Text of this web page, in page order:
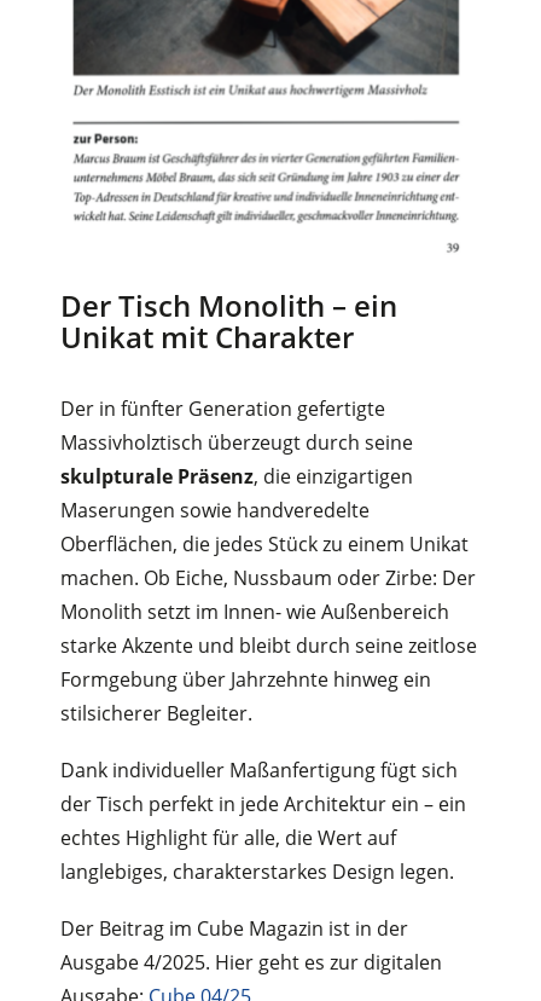
Der Tisch Monolith – ein
Unikat mit Charakter
Der in fünfter Generation gefertigte
Massivholztisch überzeugt durch seine
skulpturale Präsenz, die einzigartigen
Maserungen sowie handveredelte
Oberflächen, die jedes Stück zu einem Unikat
machen. Ob Eiche, Nussbaum oder Zirbe: Der
Monolith setzt im Innen- wie Außenbereich
starke Akzente und bleibt durch seine zeitlose
Formgebung über Jahrzehnte hinweg ein
stilsicherer Begleiter.
Dank individueller Maßanfertigung fügt sich
der Tisch perfekt in jede Architektur ein – ein
echtes Highlight für alle, die Wert auf
langlebiges, charakterstarkes Design legen.
Der Beitrag im Cube Magazin ist in der
Ausgabe 4/2025. Hier geht es zur digitalen